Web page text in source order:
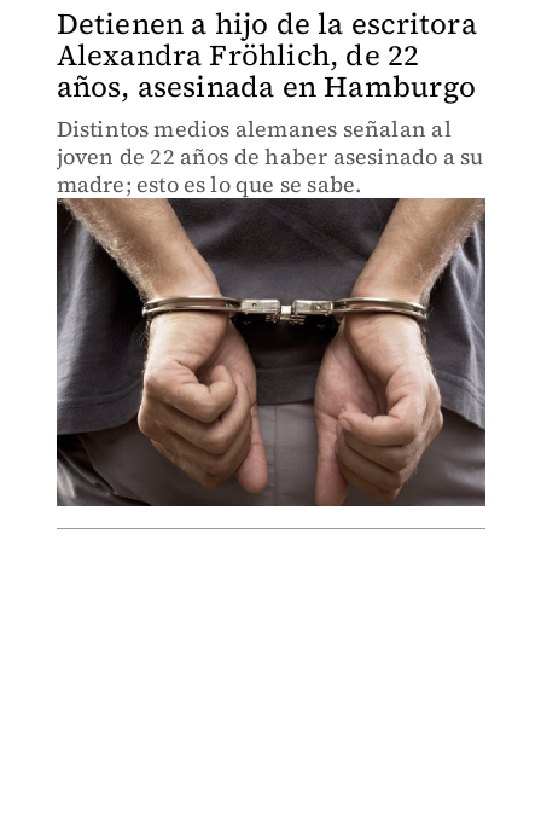
Detienen a hijo de la escritora
Alexandra Fröhlich, de 22
años, asesinada en Hamburgo
Distintos medios alemanes señalan al
joven de 22 años de haber asesinado a su
madre; esto es lo que se sabe.